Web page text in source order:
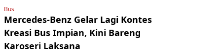
Bus
Mercedes-Benz Gelar Lagi Kontes
Kreasi Bus Impian, Kini Bareng
Karoseri Laksana